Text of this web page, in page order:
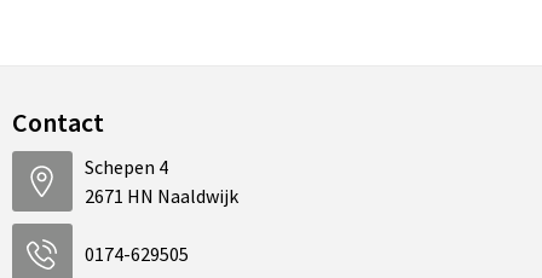
Contact
Schepen 4
2671 HN Naaldwijk
0174-629505